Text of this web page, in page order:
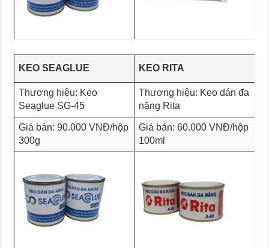
KEO SEAGLUE KEO RITA
Thương hiệu: Keo
Seaglue SG-45
Thương hiệu: Keo dán đa
năng Rita
Giá bán: 90.000 VNĐ/hộp
300g
Giá bán: 60.000 VNĐ/hộp
100ml